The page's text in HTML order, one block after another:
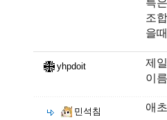
조
을
yhpdoit
제
이
민석침 애